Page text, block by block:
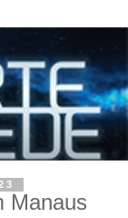
Manaus